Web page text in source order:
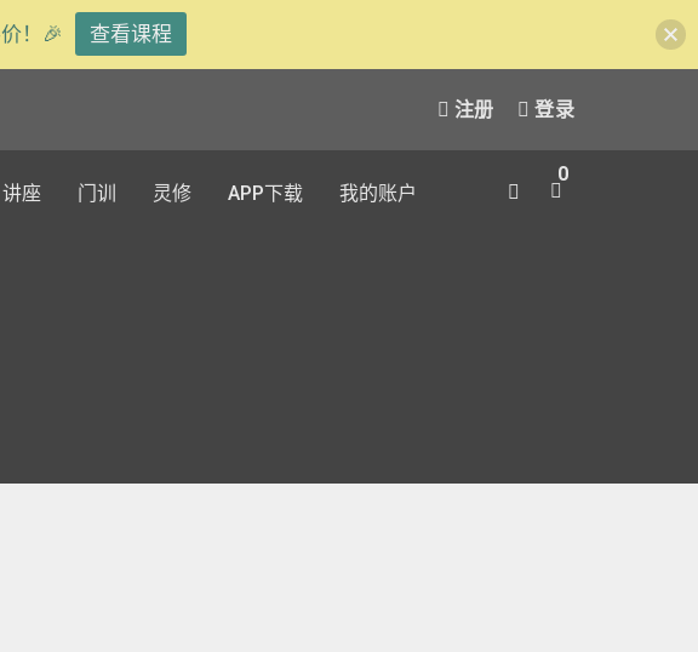
注册 登录
讲座 门训 灵修 APP下载 我的账户
0
！🎉 查看课程